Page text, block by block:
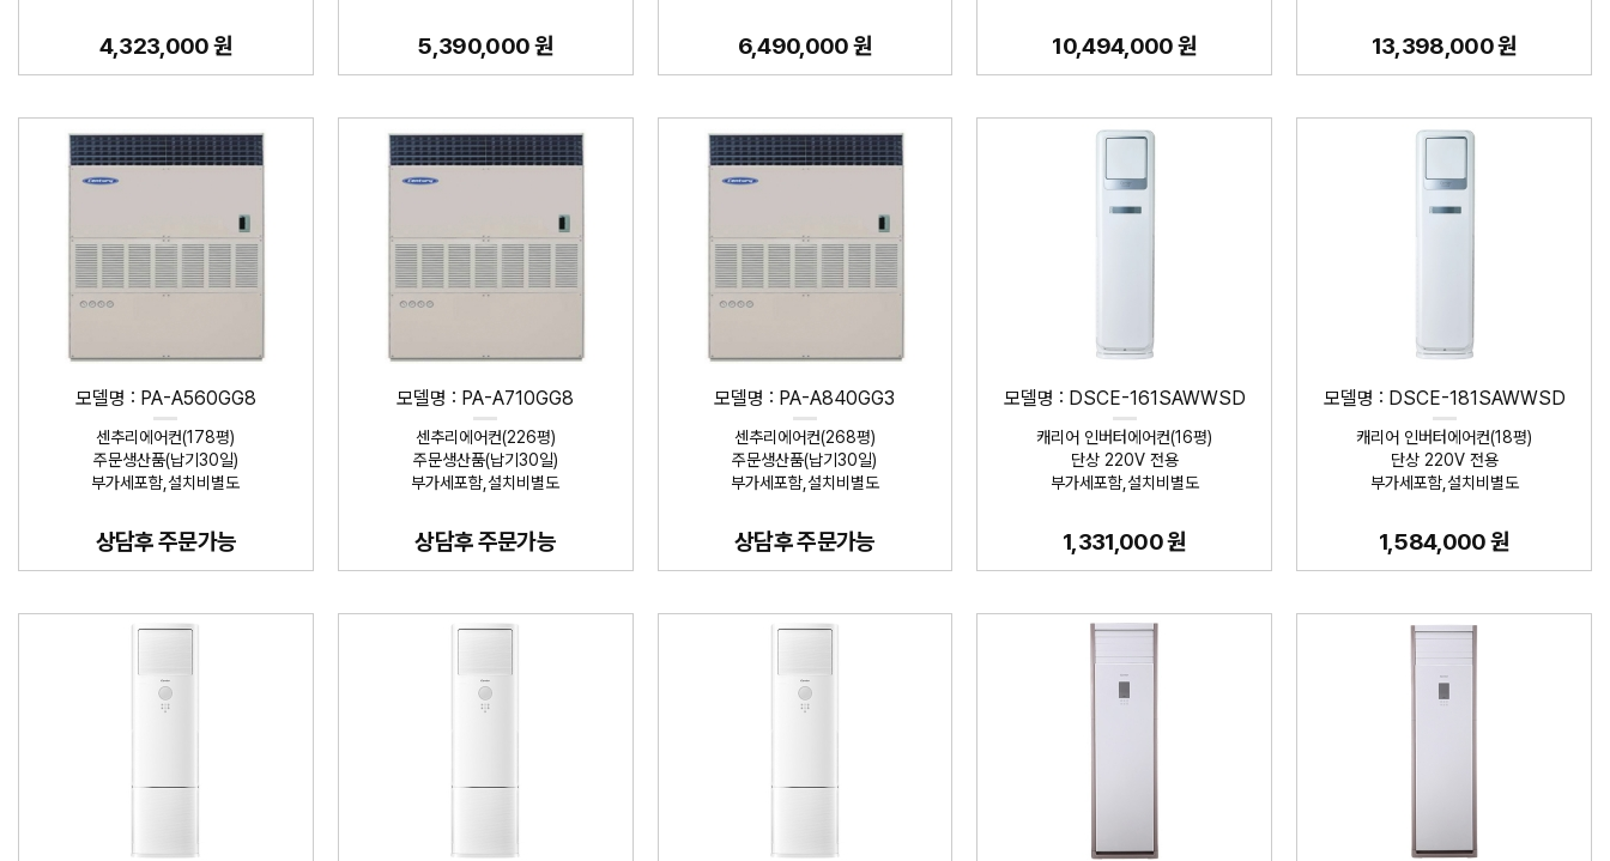
4,323,000 원 5,390,000 원 6,490,000 원 10,494,000 원 13,398,000 원
모델명 : PA-A560GG8
센추리에어컨(178평)
주문생산품(납기30일)
부가세포함,설치비별도
상담후 주문가능
모델명 : PA-A710GG8
센추리에어컨(226평)
주문생산품(납기30일)
부가세포함,설치비별도
상담후 주문가능
모델명 : PA-A840GG3
센추리에어컨(268평)
주문생산품(납기30일)
부가세포함,설치비별도
상담후 주문가능
모델명 : DSCE-161SAWWSD
캐리어 인버터에어컨(16평)
단상 220V 전용
부가세포함,설치비별도
1,331,000 원
모델명 : DSCE-181SAWWSD
캐리어 인버터에어컨(18평)
단상 220V 전용
부가세포함,설치비별도
1,584,000 원